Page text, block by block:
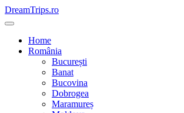
Skip
to
DreamTrips.ro
Home
România
București
Banat
Bucovina
Dobrogea
Maramureș